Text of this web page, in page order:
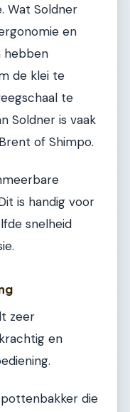
Wat Soldner
en
hebben
de klei te
te
Soldner is vaak
of Shimpo.
is handig voor
snelheid
zeer
en
die